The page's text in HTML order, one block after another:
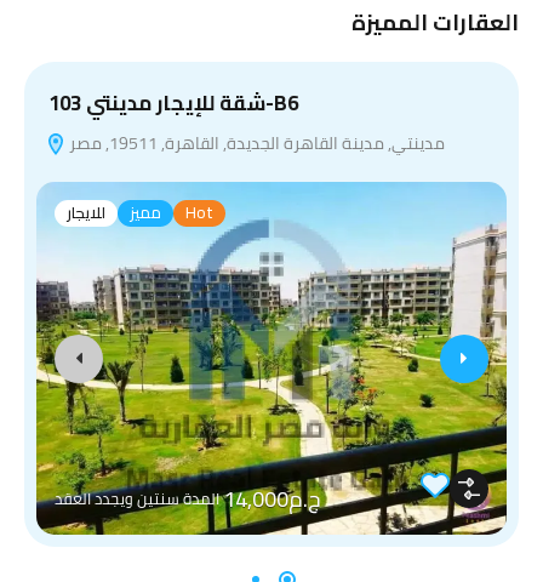
العقارات المميزة
شقة للإيجار مدينتي 103-B6
مدينتي, مدينة القاهرة الجديدة, القاهرة, 19511, مصر
للايجار مميز Hot
ج.م14,000 المدة سنتين ويجدد العقد